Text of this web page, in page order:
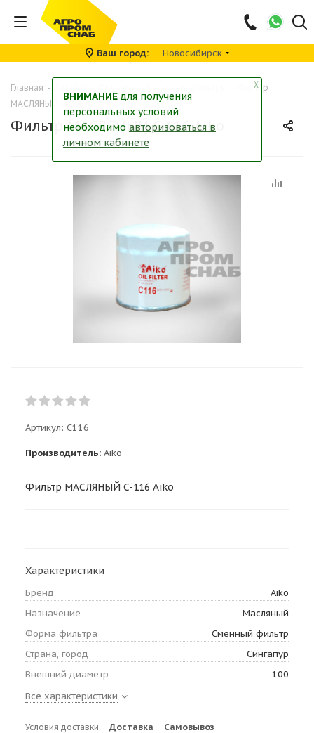
Ваш город Новосибирск
Главная -
Фильтр
МАСЛЯНЫЙ C-116 Aiko
Фильтр МАСЛЯНЫЙ C-116 Aiko
Артикул: C116
Производитель: Aiko
Фильтр МАСЛЯНЫЙ C-116 Aiko
Характеристики
Бренд
Aiko
Назначение
Масляный
Форма фильтра
Сменный фильтр
Страна, город
Сингапур
Внешний диаметр
100
Все характеристики
Условия доставки Доставка Самовывоз
╳
ВНИМАНИЕ для получения
персональных условий
необходимо авторизоваться в
личном кабинете